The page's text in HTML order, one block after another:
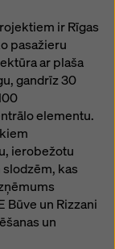
ir Rīgas
pasažieru
ar plaša
gandrīz 30
elementu.
ierobežotu
kas
Būve un Rizzani
un